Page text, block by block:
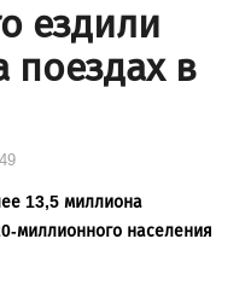
ездили
поездах в
13,5 миллиона
миллионного населения